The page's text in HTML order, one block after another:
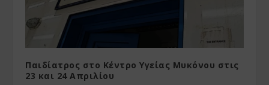
Παιδίατρος στο Κέντρο Υγείας Μυκόνου στις
23 και 24 Απριλίου